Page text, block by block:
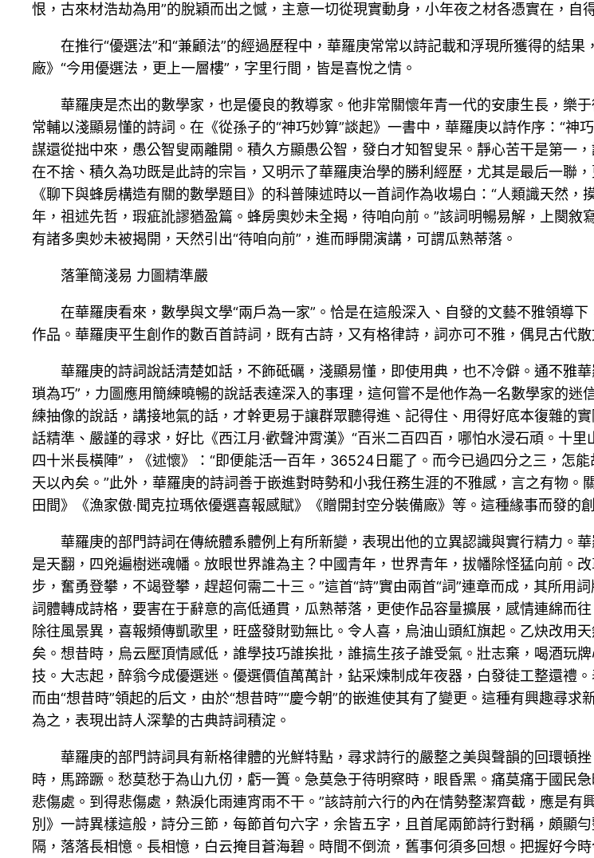
恨，古來材浩劫為用”的脫穎而出之憾，主意一切從現實動身，小年夜之材各憑實在，自
在推行“優選法”和“兼顧法”的經過歷程中，華羅庚常常以詩記載和浮現所獲得的結
廠》“今用優選法，更上一層樓”，字里行間，皆是喜悅之情。
華羅庚是杰出的數學家，也是優良的教導家。他非常關懷年青一代的安康生長，樂
常輔以淺顯易懂的詩詞。在《從孫子的“神巧妙算”談起》一書中，華羅庚以詩作序：“
謀還從拙中來，愚公智叟兩離開。積久方顯愚公智，發白才知智叟呆。靜心苦干是第一
在不捨、積久為功既是此詩的宗旨，又明示了華羅庚治學的勝利經歷，尤其是最后一聯
《聊下與蜂房構造有關的數學題目》的科普陳述時以一首詞作為收場白：“人類識天然
年，祖述先哲，瑕疵訛謬猶盈篇。蜂房奧妙未全揭，待咱向前。”該詞明暢易解，上闋
有諸多奧妙未被揭開，天然引出“待咱向前”，進而睜開演講，可謂瓜熟蒂落。
落筆簡淺易 力圖精準嚴
在華羅庚看來，數學與文學“兩戶為一家”。恰是在這般深入、自發的文藝不雅領導
作品。華羅庚平生創作的數百首詩詞，既有古詩，又有格律詩，詞亦可不雅，偶見古代散
華羅庚的詩詞說話清楚如話，不飾砥礪，淺顯易懂，即使用典，也不冷僻。通不雅
瑣為巧”，力圖應用簡練曉暢的說話表達深入的事理，這何嘗不是他作為一名數學家的
練抽像的說話，講接地氣的話，才幹更易于讓群眾聽得進、記得住、用得好底本復雜的
話精準、嚴謹的尋求，好比《西江月·歡聲沖霄漢》“百米二百四百，哪怕水浸石頑。十
四十米長橫陣”，《述懷》：“即便能活一百年，36524日罷了。而今已過四分之三，怎
天以內矣。”此外，華羅庚的詩詞善于嵌進對時勢和小我任務生涯的不雅感，言之有物
田間》《漁家傲·聞克拉瑪依優選喜報感賦》《贈開封空分裝備廠》等。這種緣事而發的
華羅庚的部門詩詞在傳統體系體例上有所新變，表現出他的立異認識與實行精力。
是天翻，四兇遍樹迷魂幡。放眼世界誰為主？中國青年，世界青年，拔幡除怪猛向前。
步，奮勇登攀，不竭登攀，趕超何需二十三。”這首“詩”實由兩首“詞”連章而成，其所用
詞體轉成詩格，要害在于辭意的高低通貫，瓜熟蒂落，更使作品容量擴展，感情連綿而
除往風景異，喜報頻傳凱歌里，旺盛發財勁無比。令人喜，烏油山頭紅旗起。乙炔改用
矣。想昔時，烏云壓頂情感低，誰學技巧誰挨批，誰搞生孩子誰受氣。壯志棄，喝酒玩
技。大志起，醉翁今成優選迷。優選價值萬萬計，鉆采煉制成年夜器，白發徒工整還禮
而由“想昔時”領起的后文，由於“想昔時”“慶今朝”的嵌進使其有了變更。這種有興趣尋
為之，表現出詩人深摯的古典詩詞積淀。
華羅庚的部門詩詞具有新格律體的光鮮特點，尋求詩行的嚴整之美與聲韻的回環頓
時，馬蹄蹶。愁莫愁于為山九仞，虧一簣。急莫急于待明察時，眼昏黑。痛莫痛于國民
悲傷處。到得悲傷處，熱淚化雨連宵雨不干。”該詩前六行的內在情勢整潔齊截，應是
別》一詩異樣這般，詩分三節，每節首句六字，余皆五字，且首尾兩節詩行對稱，頗顯
隔，落落長相憶。長相憶，白云掩目蒼海碧。時間不倒流，舊事何須多回想。把握好今